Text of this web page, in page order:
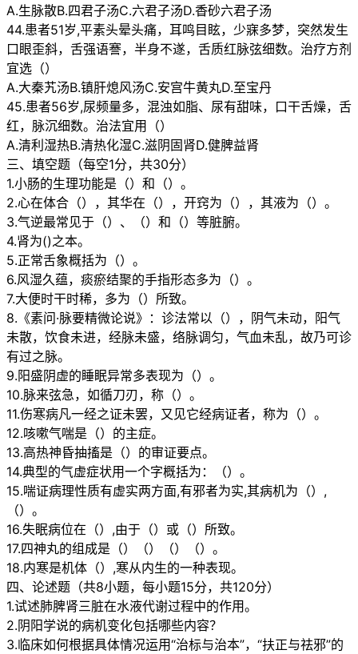
A.生脉散B.四君子汤C.六君子汤D.香砂六君子汤
44.患者51岁,平素头晕头痛，耳鸣目眩，少寐多梦，突然发生
口眼歪斜，舌强语謇，半身不遂，舌质红脉弦细数。治疗方剂
宜选（）
A.大秦艽汤B.镇肝熄风汤C.安宫牛黄丸D.至宝丹
45.患者56岁,尿频量多，混浊如脂、尿有甜味，口干舌燥，舌
红，脉沉细数。治法宜用（）
A.清利湿热B.清热化湿C.滋阴固肾D.健脾益肾
三、填空题（每空1分，共30分）
1.小肠的生理功能是（）和（）。
2.心在体合（），其华在（），开窍为（），其液为（）。
3.气逆最常见于（）、（）和（）等脏腑。
4.肾为()之本。
5.正常舌象概括为（）。
6.风湿久蕴，痰瘀结聚的手指形态多为（）。
7.大便时干时稀，多为（）所致。
8.《素问·脉要精微论说》：诊法常以（），阴气未动，阳气
未散，饮食未进，经脉未盛，络脉调匀，气血未乱，故乃可诊
有过之脉。
9.阳盛阴虚的睡眠异常多表现为（）。
10.脉来弦急，如循刀刃，称（）。
11.伤寒病凡一经之证未罢，又见它经病证者，称为（）。
12.咳嗽气喘是（）的主症。
13.高热神昏抽搐是（）的审证要点。
14.典型的气虚症状用一个字概括为：（）。
15.喘证病理性质有虚实两方面,有邪者为实,其病机为（）,
（）。
16.失眠病位在（）,由于（）或（）所致。
17.四神丸的组成是（）（）（）（）。
18.内寒是机体（）,寒从内生的一种表现。
四、论述题（共8小题，每小题15分，共120分）
1.试述肺脾肾三脏在水液代谢过程中的作用。
2.阴阳学说的病机变化包括哪些内容？
3.临床如何根据具体情况运用“治标与治本”，“扶正与祛邪”的